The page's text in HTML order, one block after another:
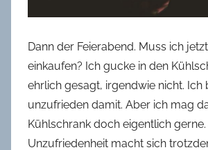
Dann der Feierabend. Muss ich
einkaufen? Ich gucke in den
ehrlich gesagt, irgendwie nicht. Ich
unzufrieden damit. Aber ich mag
Kühlschrank doch eigentlich
Unzufriedenheit macht sich